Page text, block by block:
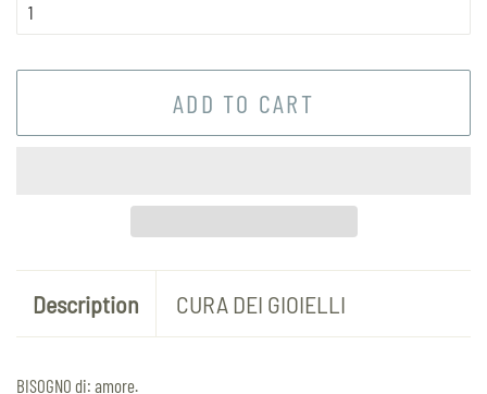
ADD TO CART
Description CURA DEI GIOIELLI
BISOGNO di: amore.